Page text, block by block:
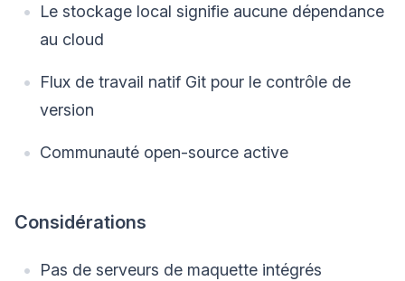
Le stockage local signifie aucune dépendance
au cloud
Flux de travail natif Git pour le contrôle de
version
Communauté open-source active
Considérations
Pas de serveurs de maquette intégrés